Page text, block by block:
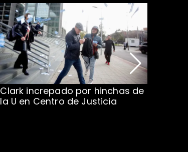
Clark increpado por hinchas de
la U en Centro de Justicia